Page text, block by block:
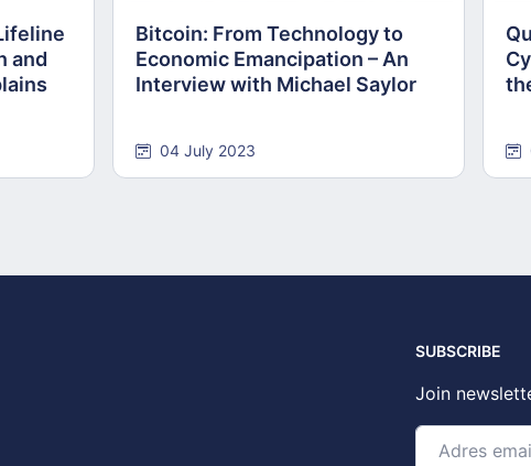
and
Bitcoin: From Technology to
Economic Emancipation – An
Interview with Michael Saylor
04 July 2023
SUBSCRIBE
Join